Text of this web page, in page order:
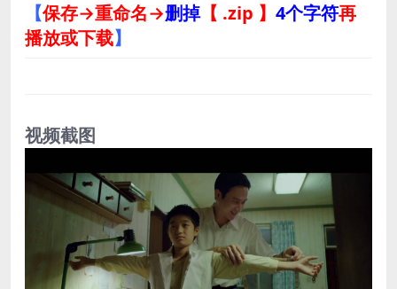
【保存→重命名→删掉【 .zip 】 4个字符再
播放或下载】
视频截图